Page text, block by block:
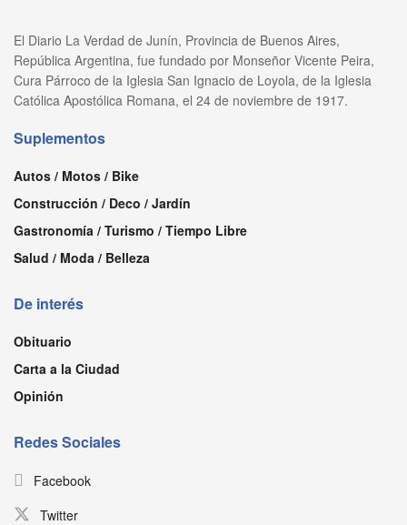
El Diario La Verdad de Junín, Provincia de Buenos Aires,
República Argentina, fue fundado por Monseñor Vicente Peira,
Cura Párroco de la Iglesia San Ignacio de Loyola, de la Iglesia
Católica Apostólica Romana, el 24 de noviembre de 1917.
Suplementos
Autos / Motos / Bike
Construcción / Deco / Jardín
Gastronomía / Turismo / Tiempo Libre
Salud / Moda / Belleza
De interés
Obituario
Carta a la Ciudad
Opinión
Redes Sociales
Facebook
Twitter